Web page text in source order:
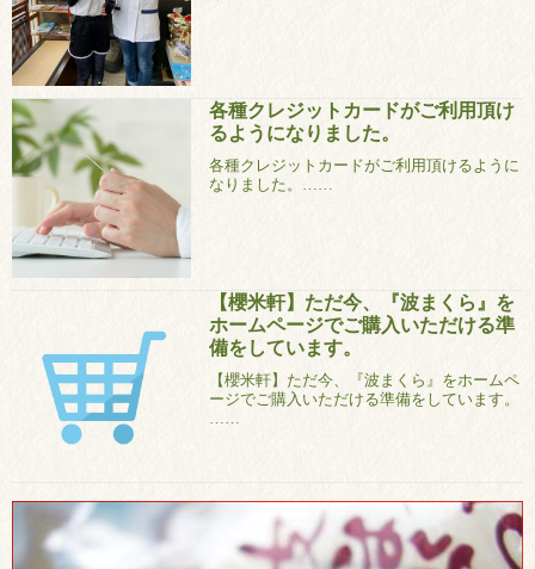
各種クレジットカードがご利用頂け
るようになりました。
各種クレジットカードがご利用頂けるように
なりました。……
【櫻米軒】ただ今、『波まくら』を
ホームページでご購入いただける準
備をしています。
【櫻米軒】ただ今、『波まくら』をホームペ
ージでご購入いただける準備をしています。
……